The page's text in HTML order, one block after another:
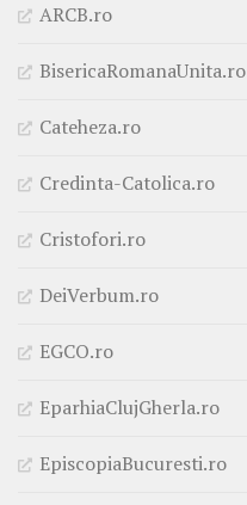
ARCB.ro
BisericaRomanaUnita.ro
Cateheza.ro
Credinta-Catolica.ro
Cristofori.ro
DeiVerbum.ro
EGCO.ro
EparhiaClujGherla.ro
EpiscopiaBucuresti.ro